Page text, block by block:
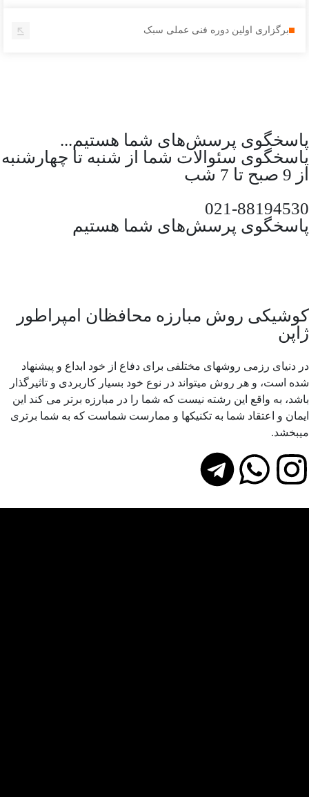
برگزاری اولین دوره فنی عملی سبک
پاسخگوی پرسش‌های شما هستیم...
پاسخگوی سئوالات شما از شنبه تا چهارشنبه
از 9 صبح تا 7 شب
021-88194530
پاسخگوی پرسش‌های شما هستیم
کوشیکی روش مبارزه محافظان امپراطور
ژاپن
در دنیای رزمی روشهای مختلفی برای دفاع از خود ابداع و پیشنهاد
شده است، و هر روش میتواند در نوع خود بسیار کاربردی و تاثیرگذار
باشد، به واقع این رشته نیست که شما را در مبارزه برتر می کند این
ایمان و اعتقاد شما به تکنیکها و ممارست شماست که به شما برتری
میبخشد.